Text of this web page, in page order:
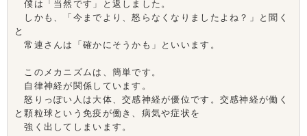
僕は「当然です」と返しました。
しかも、「今までより、怒らなくなりましたよね？」と聞く
と
常連さんは「確かにそうかも」といいます。
このメカニズムは、簡単です。
自律神経が関係しています。
怒りっぽい人は大体、交感神経が優位です。交感神経が働く
と顆粒球という免疫が働き、病気や症状を
強く出してしまいます。